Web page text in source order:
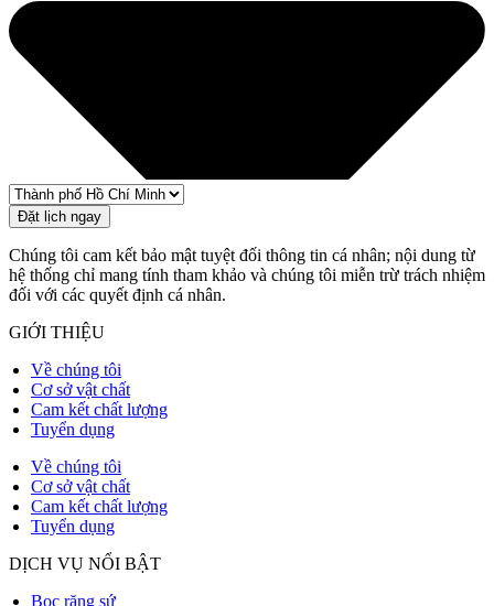
Đặt lịch ngay
Chúng tôi cam kết bảo mật tuyệt đối thông tin cá nhân; nội dung từ
hệ thống chỉ mang tính tham khảo và chúng tôi miễn trừ trách nhiệm
đối với các quyết định cá nhân.
GIỚI THIỆU
Về chúng tôi
Cơ sở vật chất
Cam kết chất lượng
Tuyển dụng
Về chúng tôi
Cơ sở vật chất
Cam kết chất lượng
Tuyển dụng
DỊCH VỤ NỔI BẬT
Bọc răng sứ